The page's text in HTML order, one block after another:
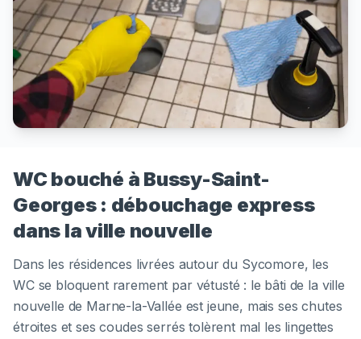
WC bouché à Bussy-Saint-
Georges : débouchage express
dans la ville nouvelle
Dans les résidences livrées autour du Sycomore, les
WC se bloquent rarement par vétusté : le bâti de la ville
nouvelle de Marne-la-Vallée est jeune, mais ses chutes
étroites et ses coudes serrés tolèrent mal les lingettes